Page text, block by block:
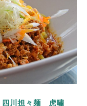
四川担々麺 虎嘯